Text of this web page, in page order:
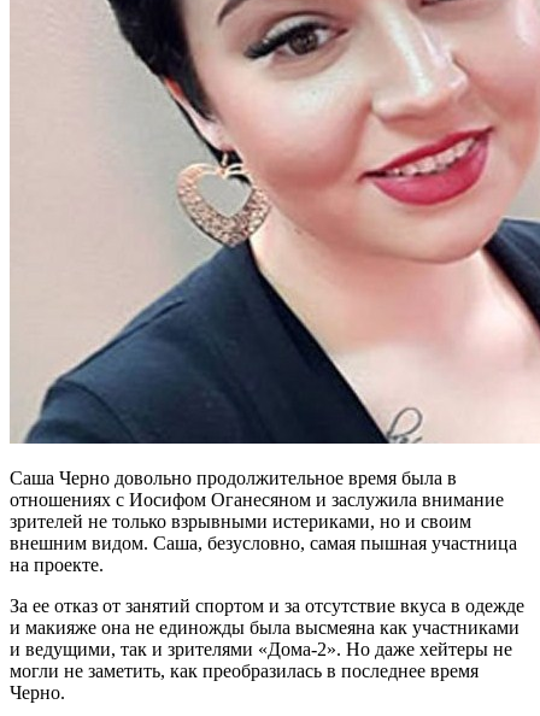
Саша Черно довольно продолжительное время была в
отношениях с Иосифом Оганесяном и заслужила внимание
зрителей не только взрывными истериками, но и своим
внешним видом. Саша, безусловно, самая пышная участница
на проекте.
За ее отказ от занятий спортом и за отсутствие вкуса в одежде
и макияже она не единожды была высмеяна как участниками
и ведущими, так и зрителями «Дома-2». Но даже хейтеры не
могли не заметить, как преобразилась в последнее время
Черно.